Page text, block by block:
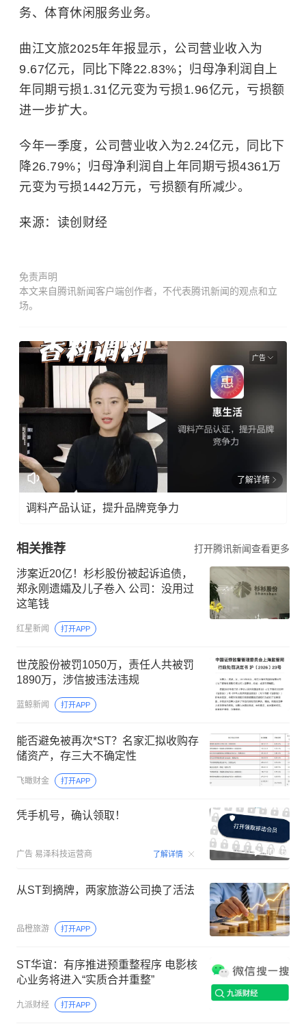
务、体育休闲服务业务。
曲江文旅2025年年报显示，公司营业收入为
9.67亿元，同比下降22.83%；归母净利润自上
年同期亏损1.31亿元变为亏损1.96亿元，亏损额
进一步扩大。
今年一季度，公司营业收入为2.24亿元，同比下
降26.79%；归母净利润自上年同期亏损4361万
元变为亏损1442万元，亏损额有所减少。
来源：读创财经
免责声明
本文来自腾讯新闻客户端创作者，不代表腾讯新闻的观点和立
场。
广告
了解详情
调料产品认证，提升品牌竞争力
相关推荐 打开腾讯新闻查看更多
涉案近20亿！杉杉股份被起诉追债，
郑永刚遗孀及儿子卷入 公司：没用过
这笔钱
红星新闻 打开APP
世茂股份被罚1050万，责任人共被罚
1890万，涉信披违法违规
蓝鲸新闻 打开APP
能否避免被再次*ST？名家汇拟收购存
储资产，存三大不确定性
飞瞰财金 打开APP
凭手机号，确认领取！
广告 易泽科技运营商 了解详情 00:15
从ST到摘牌，两家旅游公司换了活法
品橙旅游 打开APP
ST华谊：有序推进预重整程序 电影核
心业务将进入“实质合并重整”
九派财经 打开APP